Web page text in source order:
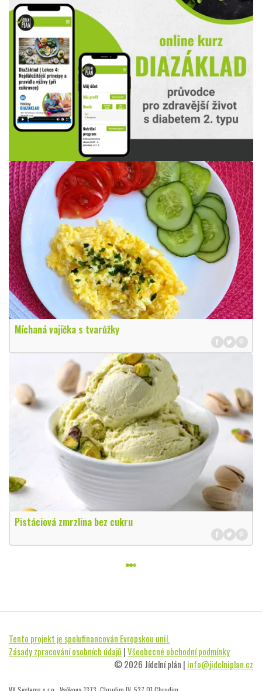
Míchaná vajíčka s tvarůžky
Pistáciová zmrzlina bez cukru
Tento projekt je spolufinancován Evropskou unií.
Zásady zpracování osobních údajů |Všeobecné obchodní podmínky
© 2026 Jídelní plán | info@jidelniplan.cz